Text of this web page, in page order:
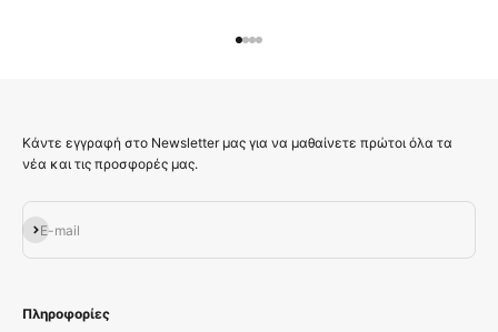
Κάντε εγγραφή στο Newsletter μας για να μαθαίνετε πρώτοι όλα τα
νέα και τις προσφορές μας.
E-mail
Εγγραφή
Πληροφορίες